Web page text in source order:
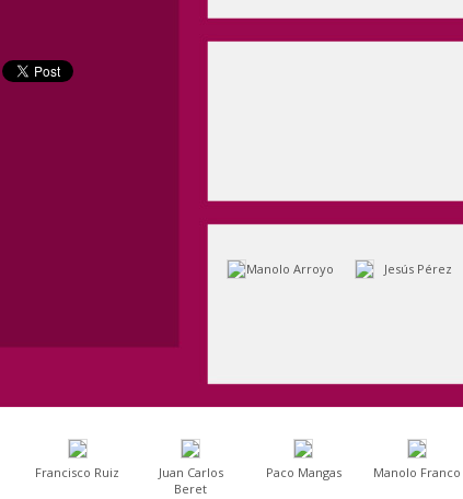
Manolo Arroyo Jesús Pérez
Francisco Ruiz
Juan Carlos
Beret
Paco Mangas Manolo Franco